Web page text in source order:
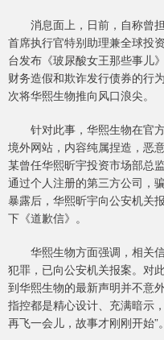
消息面上，日前，自称曾担
首席执行官特别助理兼全球投
台发布《玻尿酸女王那些事儿
财务造假和欺诈发行债券的行
次将华熙生物推向风口浪尖。
针对此事，华熙生物在官方
境外网站，内容纯属捏造，恶
某曾任华熙昕宇投资市场部总
通过个人注册的第三方公司，
暴露后，华熙昕宇向公安机关
下《道歉信》。
华熙生物方面强调，相关信
犯罪，已向公安机关报案。对
到华熙生物的最新声明并不意
指控都是精心设计、充满暗示
再飞一会儿，故事才刚刚开始”。